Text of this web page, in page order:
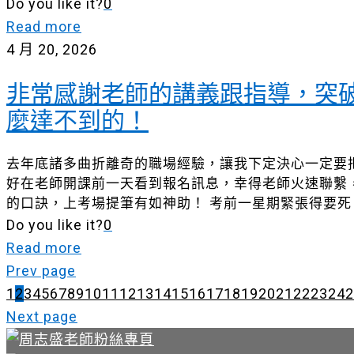
Do you like it?0
Read more
4 月 20, 2026
非常感謝老師的講義跟指導，突
麼達不到的！
去年底諸多曲折離奇的職場經驗，讓我下定決心一定
好在老師開課前一天看到報名訊息，幸得老師火速聯
的口訣，上考場提筆有如神助！ 考前一星期緊張得要
Do you like it?0
Read more
Prev page
1 234567891011 12131415161718192021 222324
Next page